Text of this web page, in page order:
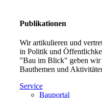
Publikationen
Wir artikulieren und
in Politik und
"Bau im Blick" geben wir
Bauthemen und
Service
Bauportal